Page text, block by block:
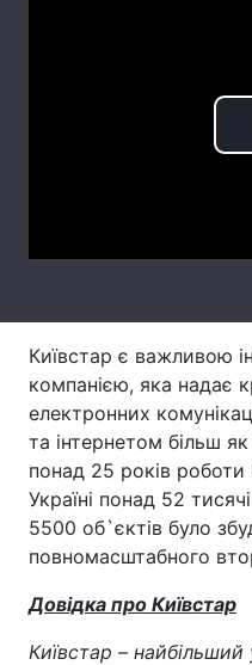
Київстар є важливою
компанією, яка надає
електронних
та інтернетом більш
понад 25 років роботи
Україні понад 52
5500 об`єктів було
повномасштабного
Довідка про Київстар
Київстар –